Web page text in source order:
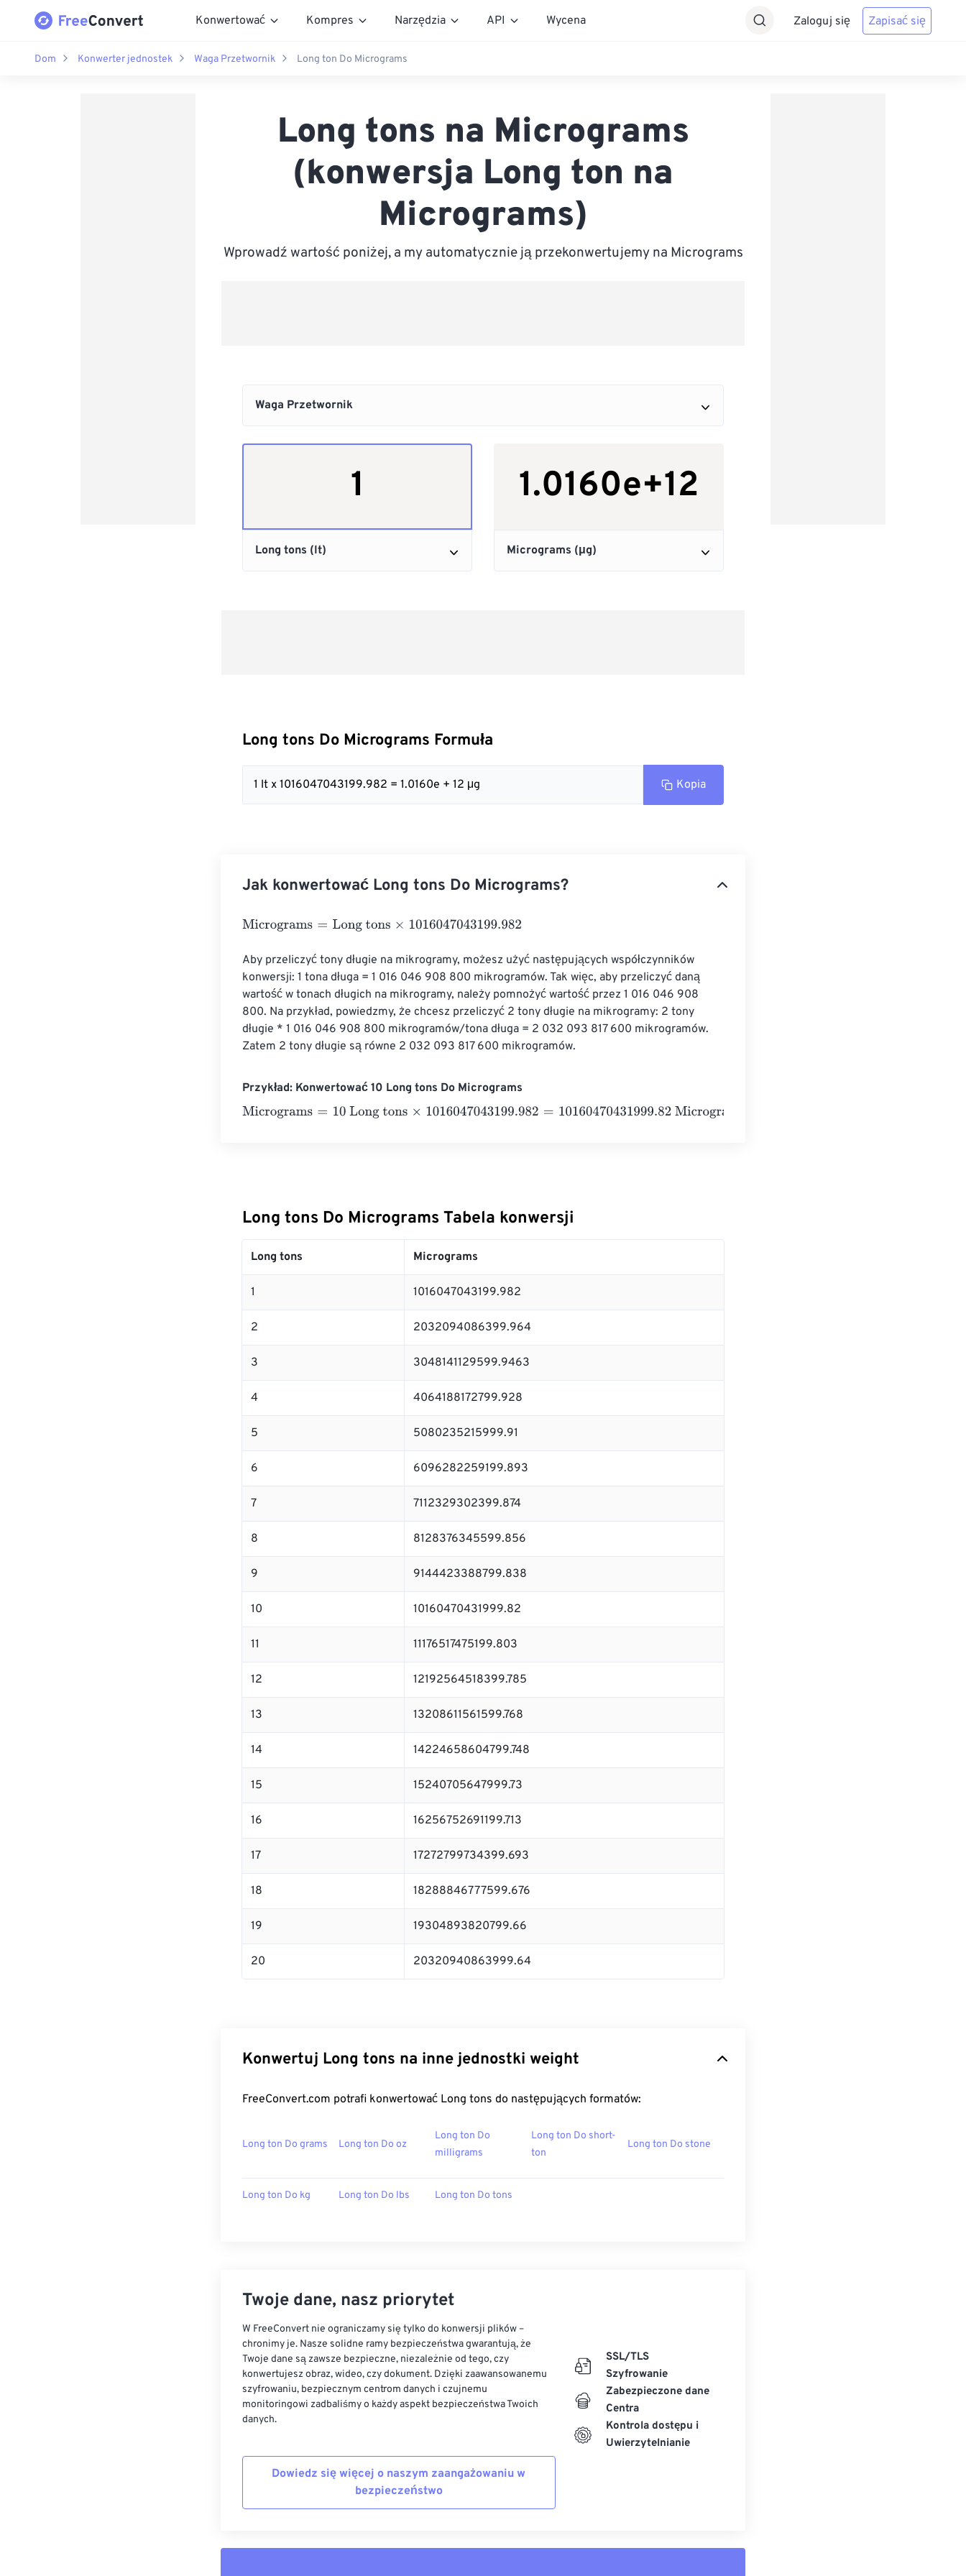
Konwertować Kompres Narzędzia API Wycena Zaloguj się Zapisać się
Dom Konwerter jednostek Waga Przetwornik Long ton Do Micrograms
Long tons na Micrograms
(konwersja Long ton na
Micrograms)
Wprowadź wartość poniżej, a my automatycznie ją przekonwertujemy na Micrograms
Long tons Do Micrograms Formuła
1 lt x 1016047043199.982 = 1.0160e + 12 μg Kopia
Jak konwertować Long tons Do Micrograms?
Micrograms=Long tons ×1016047043199.982
Aby przeliczyć tony długie na mikrogramy, możesz użyć następujących współczynników
konwersji: 1 tona długa = 1 016 046 908 800 mikrogramów. Tak więc, aby przeliczyć daną
wartość w tonach długich na mikrogramy, należy pomnożyć wartość przez 1 016 046 908
800. Na przykład, powiedzmy, że chcesz przeliczyć 2 tony długie na mikrogramy: 2 tony
długie * 1 016 046 908 800 mikrogramów/tona długa = 2 032 093 817 600 mikrogramów.
Zatem 2 tony długie są równe 2 032 093 817 600 mikrogramów.
Przykład: Konwertować 10 Long tons Do Micrograms
Micrograms=10 Long tons×1016047043199.982=10160470431999.82 Micrograms
Long tons Do Micrograms Tabela konwersji
Long tons Micrograms
1 1016047043199.982
2 2032094086399.964
3 3048141129599.9463
4 4064188172799.928
5 5080235215999.91
6 6096282259199.893
7 7112329302399.874
8 8128376345599.856
9 9144423388799.838
10 10160470431999.82
11 11176517475199.803
12 12192564518399.785
13 13208611561599.768
14 14224658604799.748
15 15240705647999.73
16 16256752691199.713
17 17272799734399.693
18 18288846777599.676
19 19304893820799.66
20 20320940863999.64
Konwertuj Long tons na inne jednostki weight
FreeConvert.com potrafi konwertować Long tons do następujących formatów:
Long ton Do grams Long ton Do oz
Long ton Do
milligrams
Long ton Do short-
ton
Long ton Do stone
Long ton Do kg Long ton Do lbs Long ton Do tons
Twoje dane, nasz priorytet
W FreeConvert nie ograniczamy się tylko do konwersji plików –
chronimy je. Nasze solidne ramy bezpieczeństwa gwarantują, że
Twoje dane są zawsze bezpieczne, niezależnie od tego, czy
konwertujesz obraz, wideo, czy dokument. Dzięki zaawansowanemu
szyfrowaniu, bezpiecznym centrom danych i czujnemu
monitoringowi zadbaliśmy o każdy aspekt bezpieczeństwa Twoich
danych.
Dowiedz się więcej o naszym zaangażowaniu w
bezpieczeństwo
SSL/TLS
Szyfrowanie
Zabezpieczone dane
Centra
Kontrola dostępu i
Uwierzytelnianie